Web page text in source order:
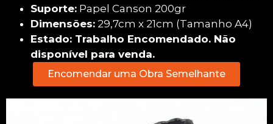
Suporte: Papel Canson 200gr
Dimensões: 29,7cm x 21cm (Tamanho A4)
Estado: Trabalho Encomendado. Não
disponível para venda.
Encomendar uma Obra Semelhante